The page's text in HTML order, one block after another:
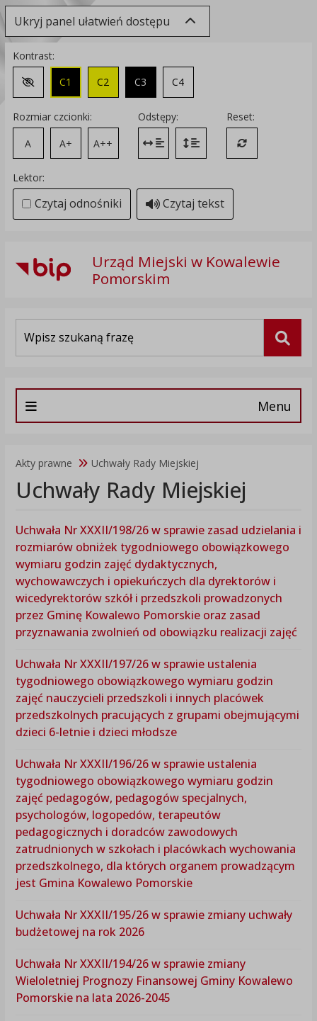
Ukryj panel ułatwień dostępu
Kontrast:
Zmień kontrast na domyślny
C1 C2 C3 C4
Rozmiar czcionki:
A
A+ A++
Odstępy:
Zmień odstęp między literami
Zmień interlinię i margines
Reset:
Przywróć
Lektor:
Czytaj odnośniki Czytaj tekst
Urząd Miejski w Kowalewie
Pomorskim
Menu
Akty prawne Uchwały Rady Miejskiej
Uchwały Rady Miejskiej
Uchwała Nr XXXII/198/26 w sprawie zasad udzielania i
rozmiarów obniżek tygodniowego obowiązkowego
wymiaru godzin zajęć dydaktycznych,
wychowawczych i opiekuńczych dla dyrektorów i
wicedyrektorów szkół i przedszkoli prowadzonych
przez Gminę Kowalewo Pomorskie oraz zasad
przyznawania zwolnień od obowiązku realizacji zajęć
Uchwała Nr XXXII/197/26 w sprawie ustalenia
tygodniowego obowiązkowego wymiaru godzin
zajęć nauczycieli przedszkoli i innych placówek
przedszkolnych pracujących z grupami obejmującymi
dzieci 6-letnie i dzieci młodsze
Uchwała Nr XXXII/196/26 w sprawie ustalenia
tygodniowego obowiązkowego wymiaru godzin
zajęć pedagogów, pedagogów specjalnych,
psychologów, logopedów, terapeutów
pedagogicznych i doradców zawodowych
zatrudnionych w szkołach i placówkach wychowania
przedszkolnego, dla których organem prowadzącym
jest Gmina Kowalewo Pomorskie
Uchwała Nr XXXII/195/26 w sprawie zmiany uchwały
budżetowej na rok 2026
Uchwała Nr XXXII/194/26 w sprawie zmiany
Wieloletniej Prognozy Finansowej Gminy Kowalewo
Pomorskie na lata 2026-2045